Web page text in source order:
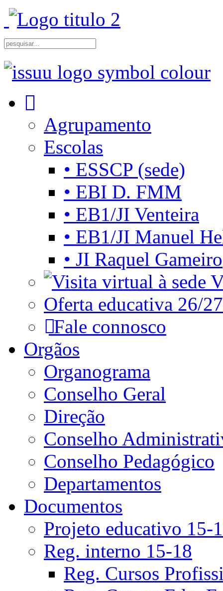
Agrupamento
Escolas
• ESSCP (sede)
• EBI D. FMM
• EB1/JI Venteira
• EB1/JI Manuel
• JI Raquel Gameiro
Oferta educativa 26/27
Fale connosco
Orgãos
Organograma
Conselho Geral
Direção
Conselho
Conselho Pedagógico
Departamentos
Documentos
Projeto educativo 15-
Reg. interno 15-18
Reg. Cursos